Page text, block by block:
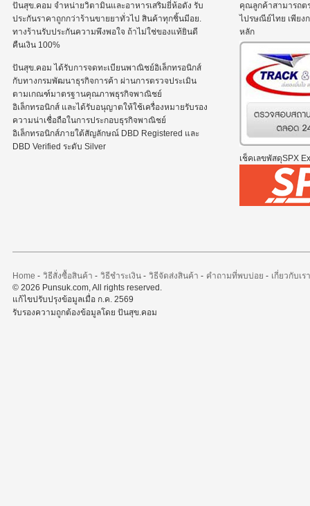
ปันสุข.คอม จำหน่ายวิตามินและอาหารเสริมยี่ห้อดัง รับ
ประกันราคาถูกกว่าร้านขายยาทั่วไป สินค้าทุกชิ้นมีอย.
ทางร้านรับประกันความพึงพอใจ ถ้าไม่ใช่ของแท้ยินดี
คืนเงิน 100%
ปันสุข.คอม ได้รับการจดทะเบียนพาณิชย์อิเล็กทรอนิกส์
กับทางกรมพัฒนาธุรกิจการค้า ผ่านการตรวจประเมิน
ตามเกณฑ์มาตรฐานคุณภาพธุรกิจพาณิชย์
อิเล็กทรอนิกส์ และได้รับอนุญาตให้ใช้เครื่องหมายรับรอง
ความน่าเชื่อถือในการประกอบธุรกิจพาณิชย์
อิเล็กทรอนิกส์ภายใต้สัญลักษณ์ DBD Registered และ
DBD Verified ระดับ Silver
คุณลูกค้าสามารถต
ไปรษณีย์ไทย เพียง
หลัก
เช็คเลขพัสดุSPX
Home - วิธีสั่งซื้อสินค้า - วิธีชำระเงิน- วิธีจัดส่งสินค้า - คำถามที่พบบ่อย - เกี่ยวกับเรา
© 2026 Punsuk.com, All rights reserved.
แก้ไขปรับปรุงข้อมูลเมื่อ ก.ค. 2569
รับรองความถูกต้องข้อมูลโดย ปันสุข.คอม